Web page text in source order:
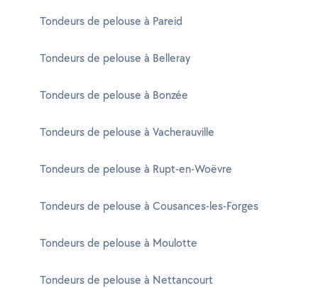
Tondeurs de pelouse à Pareid
Tondeurs de pelouse à Belleray
Tondeurs de pelouse à Bonzée
Tondeurs de pelouse à Vacherauville
Tondeurs de pelouse à Rupt-en-Woëvre
Tondeurs de pelouse à Cousances-les-Forges
Tondeurs de pelouse à Moulotte
Tondeurs de pelouse à Nettancourt